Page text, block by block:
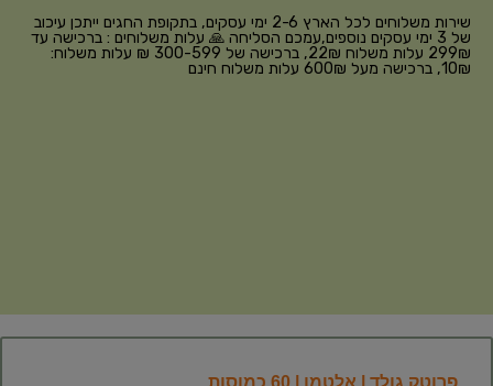
שירות משלוחים לכל הארץ 2-6 ימי עסקים, בתקופת החגים ייתכן עיכוב
של 3 ימי עסקים נוספים,עמכם הסליחה 🙏 עלות משלוחים : ברכישה עד
299₪ עלות משלוח 22₪, ברכישה של 300-599 ₪ עלות משלוח:
10₪, ברכישה מעל 600₪ עלות משלוח חינם